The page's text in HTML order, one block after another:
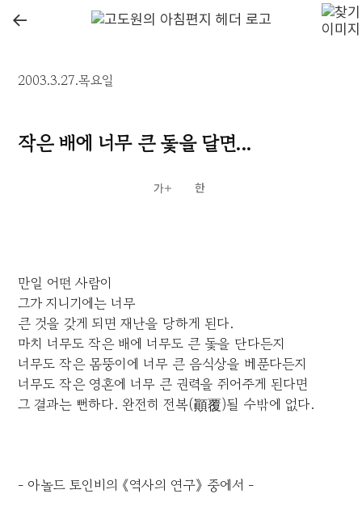
←
2003.3.27.목요일
작은 배에 너무 큰 돛을 달면...
만일 어떤 사람이
그가 지니기에는 너무
큰 것을 갖게 되면 재난을 당하게 된다.
마치 너무도 작은 배에 너무도 큰 돛을 단다든지
너무도 작은 몸뚱이에 너무 큰 음식상을 베푼다든지
너무도 작은 영혼에 너무 큰 권력을 쥐어주게 된다면
그 결과는 뻔하다. 완전히 전복(顚覆)될 수밖에 없다.
- 아놀드 토인비의 《역사의 연구》 중에서 -